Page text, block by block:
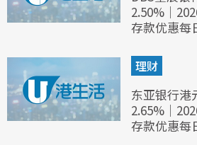
2.50%｜
存款优惠每
理财
东亚银行港
2.65%｜
存款优惠每